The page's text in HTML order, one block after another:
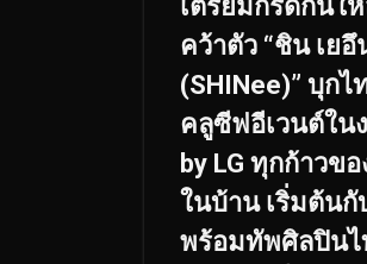
เตรียมกรี๊ดกันใ
คว้าตัว “ชิน เย
(SHINee)” บุกไ
คลูซีฟอีเวนต์ในง
by LG ทุกก้าวข
ในบ้าน เริ่มต้นกั
พร้อมทัพศิลปินไ